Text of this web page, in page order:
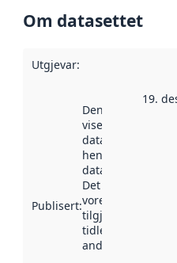
Om datasettet
Utgjevar:
Publisert:
Denne datoen
viser når
datasettet vart
henta inn av
data.norge.no.
Det kan ha
vore
tilgjengeleg
tidlegare
andre stader.
19.